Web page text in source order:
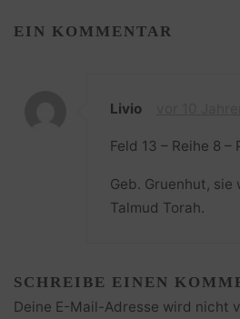
EIN KOMMENTAR
Livio
Feld 13 – Reihe 8 –
Geb. Gruenhut,
Talmud Torah.
SCHREIBE EINEN
Deine E-Mail-Adresse wird nicht